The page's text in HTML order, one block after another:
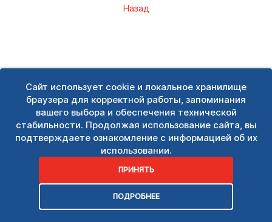
Сайт использует cookie и локальное хранилище
браузера для корректной работы, запоминания
вашего выбора и обеспечения технической
стабильности. Продолжая использование сайта, вы
подтверждаете ознакомление с информацией об их
использовании.
ПРИНЯТЬ
ПОДРОБНЕЕ
Назад